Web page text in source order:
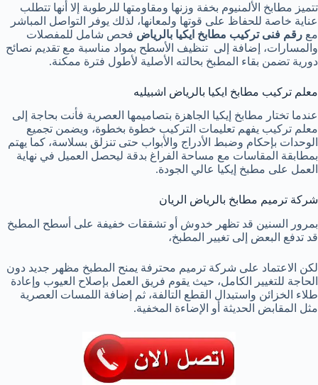
تتميز مطابخ الألمنيوم بخفة وزنها ومقاومتها للرطوبة إلا أنها تتطلب
عناية خاصة للحفاظ على قوتها ولمعانها، لذلك يوفر التواصل المباشر
مع رقم فنى تركيب مطابخ ايكيا بالرياض فحص شامل للمفصلات
والمسارات، إضافة إلى تنظيف الأسطح بمواد مناسبة مع تقديم نصائح
دورية تضمن بقاء المطبخ بحالته الأصلية لأطول فترة ممكنة.
معلم تركيب مطابخ ايكيا بالرياض اشبيليه
عندما تختار مطابخ إيكيا الجاهزة بتصاميمها العصرية فأنت بحاجة إلى
معلم تركيب يفهم تعليمات التركيب خطوة بخطوة، ويضمن تجميع
الوحدات بإحكام وضبط الأدراج والأبواب حتى تنزلق بسلاسة، كما يهتم
بمطابقة المقاسات مع مساحة الفراغ بدقة ليحصل العميل في نهاية
العمل على مطبخ إيكيا عالي الجودة.
شركة ترميم مطابخ بالرياض الريان
بمرور السنين قد تظهر خدوش أو تشققات خفيفة على أسطح المطبخ
قد تدفع البعض إلى تغيير المطبخ،
لكن الاعتماد على شركة ترميم محترفة يمنح المطبخ مظهر جديد دون
الحاجة للتغيير الكامل، حيث يقوم فريق العمل بإصلاح العيوب وإعادة
طلاء الخزائن واستبدال القطع التالفة، ثم إضافة اللمسات العصرية
مثل المقابض الحديثة أو الإضاءة المخفية.